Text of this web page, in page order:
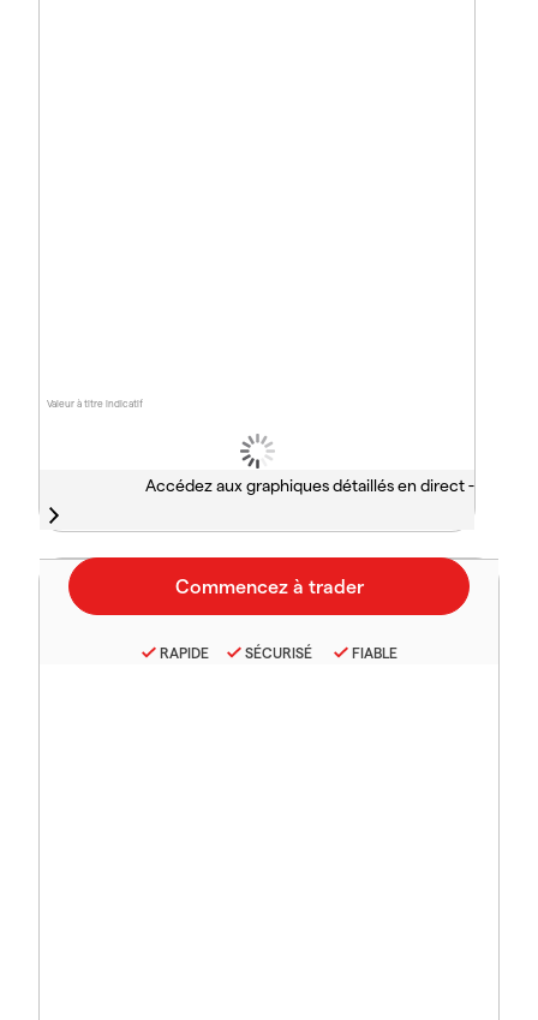
Valeur à titre indicatif
Accédez aux graphiques détaillés en direct -
RAPIDE SÉCURISÉ FIABLE